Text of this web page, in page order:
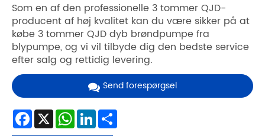
Som en af ​​den professionelle 3 tommer QJD-
producent af høj kvalitet kan du være sikker på at
købe 3 tommer QJD dyb brøndpumpe fra
blypumpe, og vi vil tilbyde dig den bedste service
efter salg og rettidig levering.
Send forespørgsel
Facebook
X WhatsApp
LinkedIn